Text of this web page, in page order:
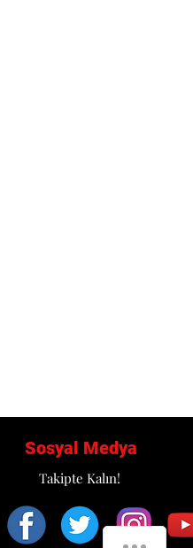
Sosyal Medya
Takipte Kalın!
How can we help you?